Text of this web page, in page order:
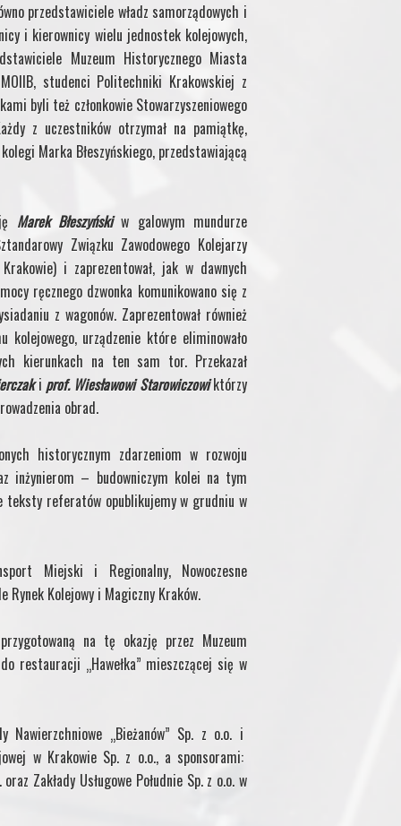
przedstawiciele władz samorządowych i
i kierownicy wielu jednostek kolejowych,
Muzeum Historycznego Miasta
studenci Politechniki Krakowskiej z
byli też członkowie Stowarzyszeniowego
z uczestników otrzymał na pamiątkę,
Marka Błeszyńskiego, przedstawiającą
Marek Błeszyńskiw galowym mundurze
Związku Zawodowego Kolejarzy
i zaprezentował, jak w dawnych
ręcznego dzwonka komunikowano się z
z wagonów. Zaprezentował również
kolejowego, urządzenie które eliminowało
kierunkach na ten sam tor. Przekazał
i prof. Wiesławowi Starowiczowiktórzy
obrad.
historycznym zdarzeniom w rozwoju
inżynierom – budowniczym kolei na tym
teksty referatów opublikujemy w grudniu w
Miejski i Regionalny, Nowoczesne
Rynek Kolejowy i Magiczny Kraków.
na tę okazję przez Muzeum
restauracji „Hawełka” mieszczącej się w
„Bieżanów” Sp. z o.o. i
w Krakowie Sp. z o.o., a sponsorami:
Zakłady Usługowe Południe Sp. z o.o. w